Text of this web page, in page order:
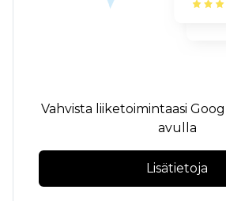
Vahvista liiketoimintaasi
avulla
Lisätietoja